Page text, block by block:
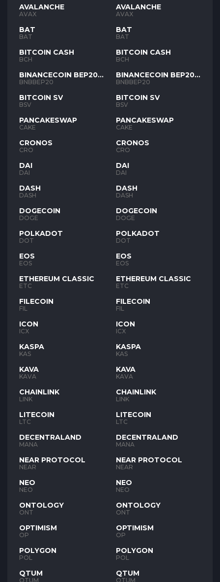
AVALANCHE
AVAX
BAT
BAT
BITCOIN CASH
BCH
BINANCECOIN BEP20
BNB
BNBBEP20
BITCOIN SV
BSV
PANCAKESWAP
CAKE
CRONOS
CRO
DAI
DAI
DASH
DASH
DOGECOIN
DOGE
POLKADOT
DOT
EOS
EOS
ETHEREUM CLASSIC
ETC
FILECOIN
FIL
ICON
ICX
KASPA
KAS
KAVA
KAVA
CHAINLINK
LINK
LITECOIN
LTC
DECENTRALAND
MANA
NEAR PROTOCOL
NEAR
NEO
NEO
ONTOLOGY
ONT
OPTIMISM
OP
POLYGON
POL
QTUM
QTUM
AVALANCHE
AVAX
BAT
BAT
BITCOIN CASH
BCH
BINANCECOIN BEP20
BNB
BNBBEP20
BITCOIN SV
BSV
PANCAKESWAP
CAKE
CRONOS
CRO
DAI
DAI
DASH
DASH
DOGECOIN
DOGE
POLKADOT
DOT
EOS
EOS
ETHEREUM CLASSIC
ETC
FILECOIN
FIL
ICON
ICX
KASPA
KAS
KAVA
KAVA
CHAINLINK
LINK
LITECOIN
LTC
DECENTRALAND
MANA
NEAR PROTOCOL
NEAR
NEO
NEO
ONTOLOGY
ONT
OPTIMISM
OP
POLYGON
POL
QTUM
QTUM